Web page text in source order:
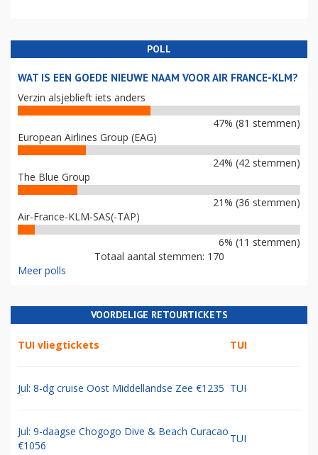
POLL
WAT IS EEN GOEDE NIEUWE NAAM VOOR AIR FRANCE-KLM?
Verzin alsjeblieft iets anders
47% (81 stemmen)
European Airlines Group (EAG)
24% (42 stemmen)
The Blue Group
21% (36 stemmen)
Air-France-KLM-SAS(-TAP)
6% (11 stemmen)
Totaal aantal stemmen: 170
Meer polls
VOORDELIGE RETOURTICKETS
TUI vliegtickets TUI
Jul: 8-dg cruise Oost Middellandse Zee €1235 TUI
Jul: 9-daagse Chogogo Dive & Beach Curacao
€1056
TUI